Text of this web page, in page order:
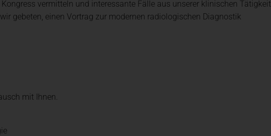
vermitteln und interessante Fälle aus unserer klinischen Tätigkeit
gebeten, einen Vortrag zur modernen radiologischen Diagnostik
mit Ihnen.